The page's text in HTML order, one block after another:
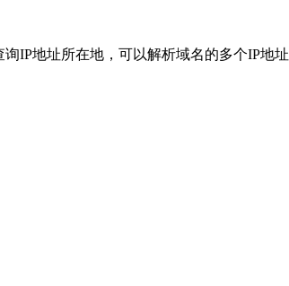
IP地址所在地，可以解析域名的多个IP地址